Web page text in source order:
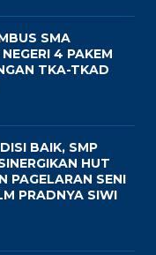
SMA
4 PAKEM
TKA-TKAD
BAIK, SMP
HUT
PAGELARAN SENI
PRADNYA SIWI